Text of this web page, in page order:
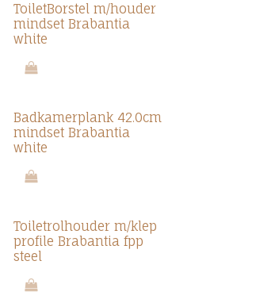
ToiletBorstel m/houder
mindset Brabantia
white
Badkamerplank 42.0cm
mindset Brabantia
white
Toiletrolhouder m/klep
profile Brabantia fpp
steel